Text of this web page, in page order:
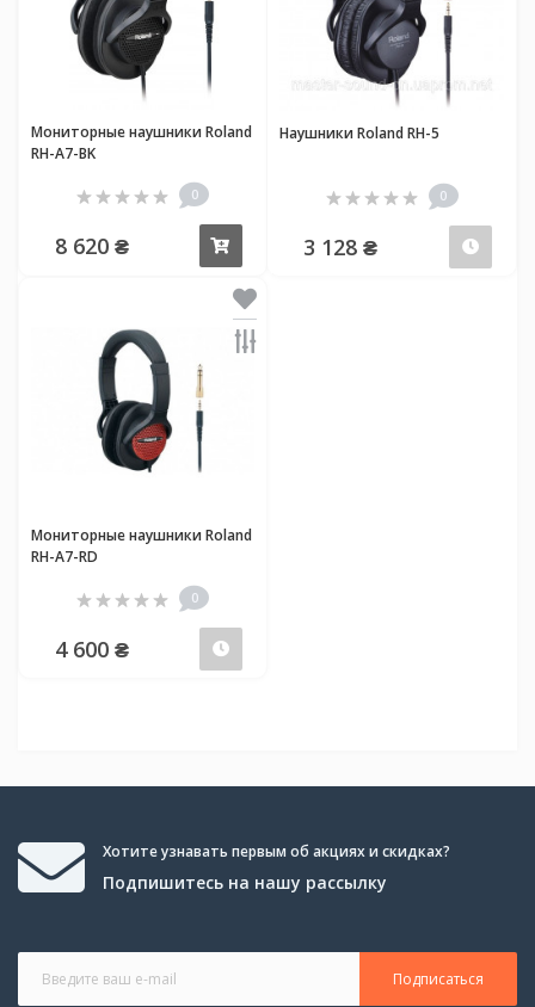
Мониторные наушники Roland
RH-A7-BK
0
8 620 ₴
Наушники Roland RH-5
0
3 128 ₴
Мониторные наушники Roland
RH-A7-RD
0
4 600 ₴
Хотите узнавать первым об акциях и скидках?
Подпишитесь на нашу рассылку
Подписаться